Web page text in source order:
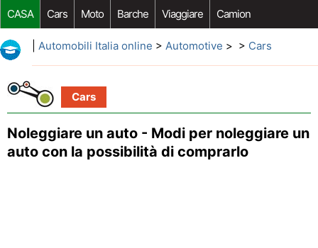
CASA Cars Moto Barche Viaggiare Camion
Riparazione Auto Acquisto Auto Car Opzioni Aftermarket
Automobili Italia online > Automotive > > Cars
Cars
Noleggiare un auto - Modi per noleggiare un
auto con la possibilità di comprarlo